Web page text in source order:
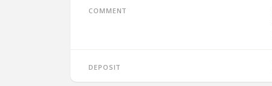
Comment
Deposit